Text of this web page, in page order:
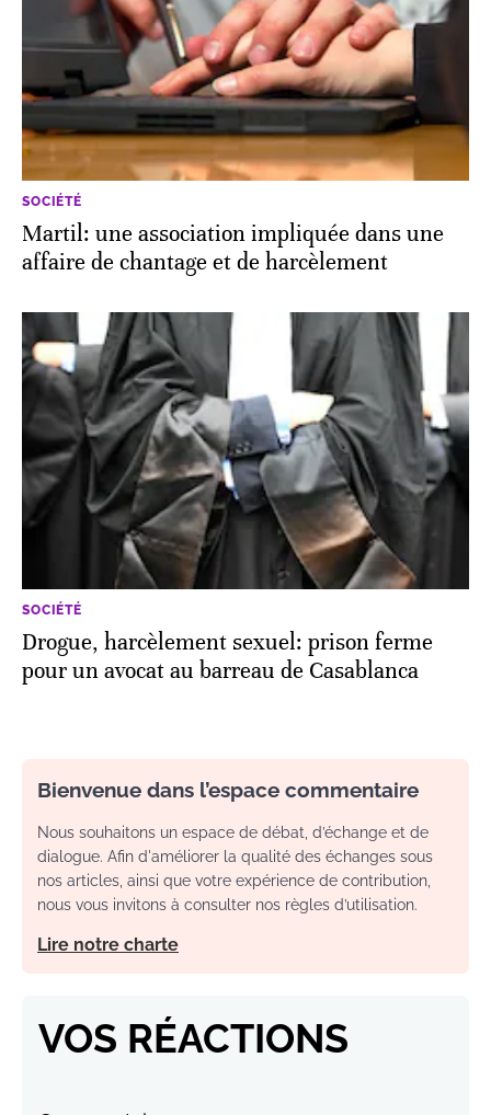
SOCIÉTÉ
Martil: une association impliquée dans une
affaire de chantage et de harcèlement
SOCIÉTÉ
Drogue, harcèlement sexuel: prison ferme
pour un avocat au barreau de Casablanca
Bienvenue dans l’espace commentaire
Nous souhaitons un espace de débat, d’échange et de
dialogue. Afin d'améliorer la qualité des échanges sous
nos articles, ainsi que votre expérience de contribution,
nous vous invitons à consulter nos règles d’utilisation.
Lire notre charte
VOS RÉACTIONS